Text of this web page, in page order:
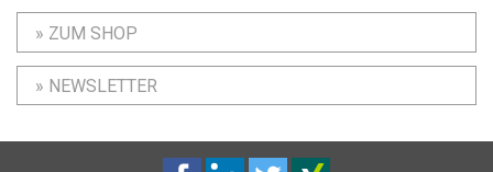
» ZUM SHOP
» NEWSLETTER